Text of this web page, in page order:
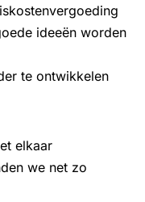
ideeën worden
te ontwikkelen
elkaar
we net zo